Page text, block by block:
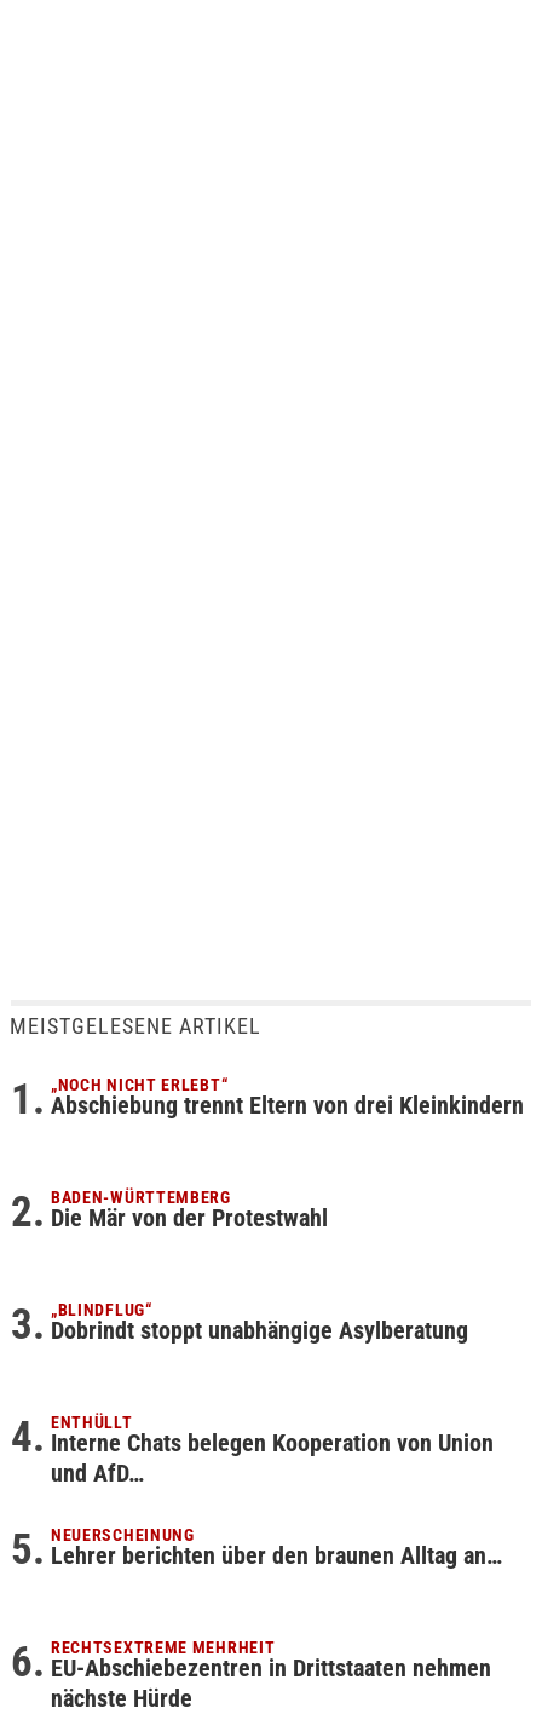
MEISTGELESENE ARTIKEL
„NOCH NICHT ERLEBT“
Abschiebung trennt Eltern von drei Kleinkindern
BADEN-WÜRTTEMBERG
Die Mär von der Protestwahl
„BLINDFLUG“
Dobrindt stoppt unabhängige Asylberatung
ENTHÜLLT
Interne Chats belegen Kooperation von Union
und AfD…
NEUERSCHEINUNG
Lehrer berichten über den braunen Alltag an…
RECHTSEXTREME MEHRHEIT
EU-Abschiebezentren in Drittstaaten nehmen
nächste Hürde